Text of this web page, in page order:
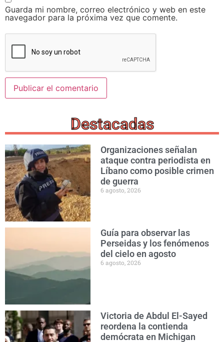
Guarda mi nombre, correo electrónico y web en este
navegador para la próxima vez que comente.
Destacadas
Organizaciones señalan
ataque contra periodista en
Líbano como posible crimen
de guerra
6 agosto, 2026
Guía para observar las
Perseidas y los fenómenos
del cielo en agosto
6 agosto, 2026
Victoria de Abdul El-Sayed
reordena la contienda
demócrata en Michigan